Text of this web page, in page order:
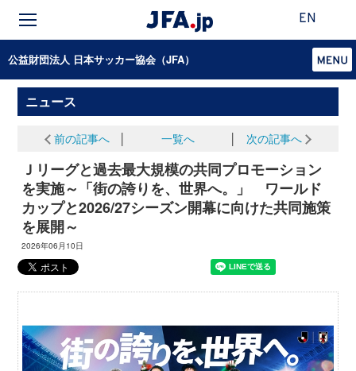
EN
公益財団法人 日本サッカー協会（JFA）
ニュース
前の記事へ 一覧へ 次の記事へ
Ｊリーグと過去最大規模の共同プロモーション
を実施～「街の誇りを、世界へ。」 ワールド
カップと2026/27シーズン開幕に向けた共同施策
を展開～
2026年06月10日